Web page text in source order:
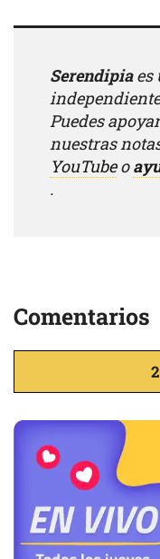
Serendipiaes
Puedes
nuestras
YouTubeo
.
Comentarios